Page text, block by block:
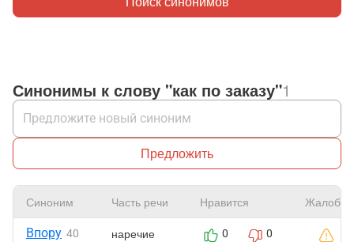
Синонимы к слову "как по заказу"1
Предложить
Синоним Часть речи Нравится Жалоба
Впору 40 наречие 0 0